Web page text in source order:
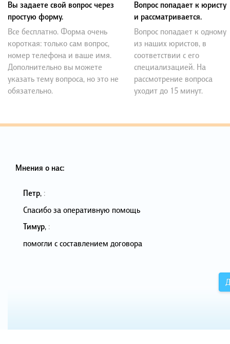
Вы задаете свой вопрос через
простую форму.
Все бесплатно. Форма очень
короткая: только сам вопрос,
номер телефона и ваше имя.
Дополнительно вы можете
указать тему вопроса, но это не
обязательно.
Вопрос попадает к юристу
и рассматривается.
Вопрос попадает к одному
из наших юристов, в
соответствии с его
специализацией. На
рассмотрение вопроса
уходит до 15 минут.
Мнения о нас:
Петр, :
Спасибо за оперативную помощь
Тимур, :
помогли с составлением договора